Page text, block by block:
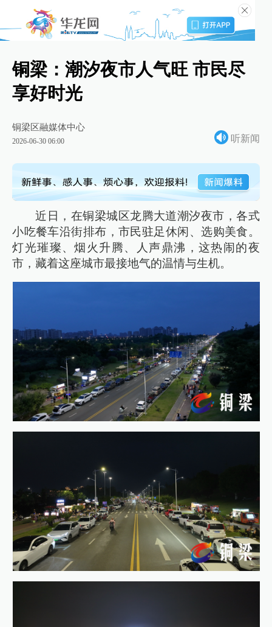
铜梁：潮汐夜市人气旺 市民尽
享好时光
铜梁区融媒体中心
2026-06-30 06:00 听新闻
近日，在铜梁城区龙腾大道潮汐夜市，各式
小吃餐车沿街排布，市民驻足休闲、选购美食。
灯光璀璨、烟火升腾、人声鼎沸，这热闹的夜
市，藏着这座城市最接地气的温情与生机。